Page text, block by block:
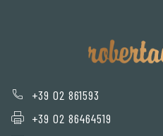
+39 02 861593
+39 02 86464519